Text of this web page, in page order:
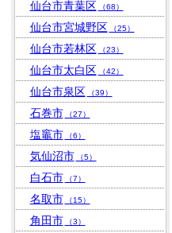
仙台市青葉区 （68）
仙台市宮城野区 （25）
仙台市若林区 （23）
仙台市太白区 （42）
仙台市泉区 （39）
石巻市 （27）
塩竈市 （6）
気仙沼市 （5）
白石市 （7）
名取市 （15）
角田市 （3）